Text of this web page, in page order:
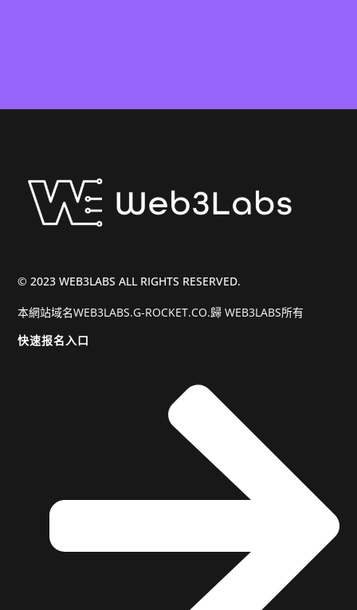
© 2023 WEB3LABS ALL RIGHTS RESERVED.
本網站域名WEB3LABS.G-ROCKET.CO.歸 WEB3LABS所有
快速报名入口